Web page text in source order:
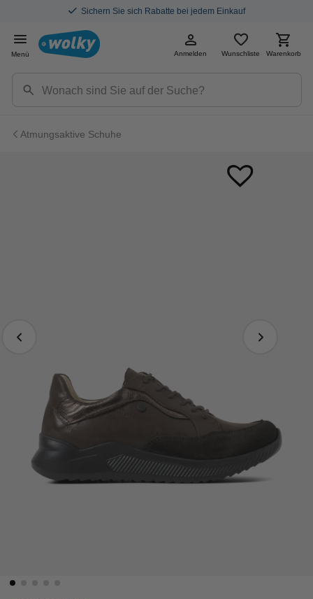
Sichern Sie sich Rabatte bei jedem Einkauf
Menü Anmelden Wunschliste Warenkorb
Atmungsaktive Schuhe